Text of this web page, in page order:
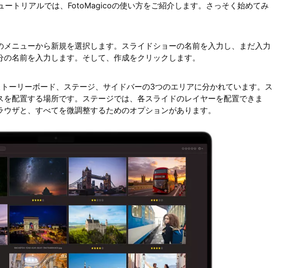
トリアルでは、FotoMagicoの使い方をご紹介します。さっそく始めてみ
ニューから新規を選択します。スライドショーの名前を入力し、まだ入力
名前を入力します。そして、作成をクリックします。
ーリーボード、ステージ、サイドバーの3つのエリアに分かれています。ス
配置する場所です。ステージでは、各スライドのレイヤーを配置できま
ザと、すべてを微調整するためのオプションがあります。